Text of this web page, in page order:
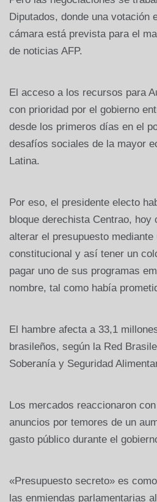
Diputados, donde una votación
cámara está prevista para el
de noticias AFP.
El acceso a los recursos para
con prioridad por el gobierno
desde los primeros días en el
desafíos sociales de la mayor
Latina.
Por eso, el presidente electo
bloque derechista Centrao, hoy
alterar el presupuesto mediante
constitucional y así tener un
pagar uno de sus programas
nombre, tal como había
El hambre afecta a 33,1
brasileños, según la Red
Soberanía y Seguridad
Los mercados reaccionaron
anuncios por temores de un
gasto público durante el
«Presupuesto secreto» es
las enmiendas parlamentarias